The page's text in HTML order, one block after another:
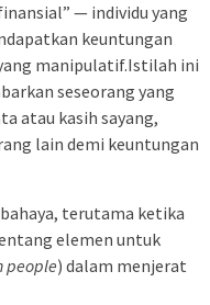
— individu yang
keuntungan
manipulatif.Istilah ini
seseorang yang
atau kasih sayang,
lain demi keuntungan
terutama ketika
elemen untuk
people) dalam menjerat